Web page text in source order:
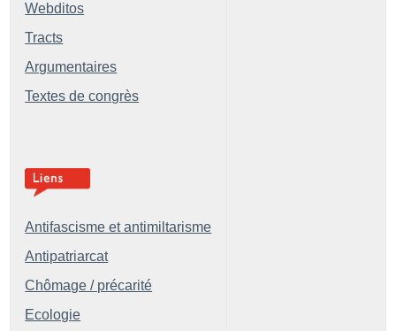
Webditos
Tracts
Argumentaires
Textes de congrès
Antifascisme et antimiltarisme
Antipatriarcat
Chômage / précarité
Ecologie